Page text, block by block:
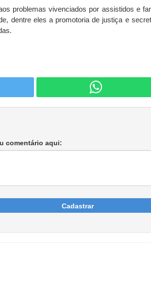
problemas vivenciados por assistidos e
dentre eles a promotoria de justiça e
comentário aqui:
Cadastrar